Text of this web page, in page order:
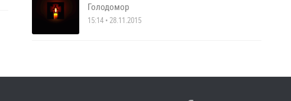
Голодомор
15:14 • 28.11.2015